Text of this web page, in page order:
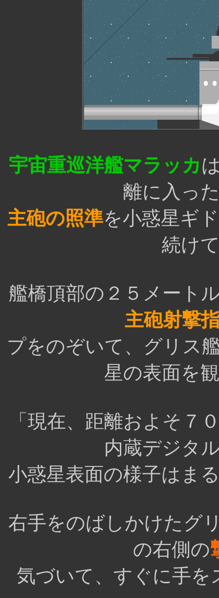
宇宙重巡洋艦マラッカ
離に入っ
主砲の照準を小惑星ギ
続け
艦橋頂部の２５メート
主砲射撃
プをのぞいて、グリス
星の表面を
「現在、距離およそ７
内蔵デジタ
小惑星表面の様子はま
右手をのばしかけたグ
の右側の
気づいて、すぐに手